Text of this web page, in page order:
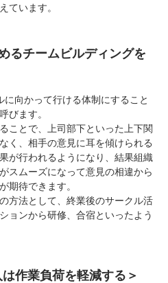
ています。
るチームビルディングを
向かって行ける体制にすること
びます。
ことで、上司部下といった上下関
く、相手の意見に耳を傾けられる
が行われるようになり、結果組織
スムーズになって意見の相違から
期待できます。
方法として、終業後のサークル活
ョンから研修、合宿といったよう
作業負荷を軽減する＞